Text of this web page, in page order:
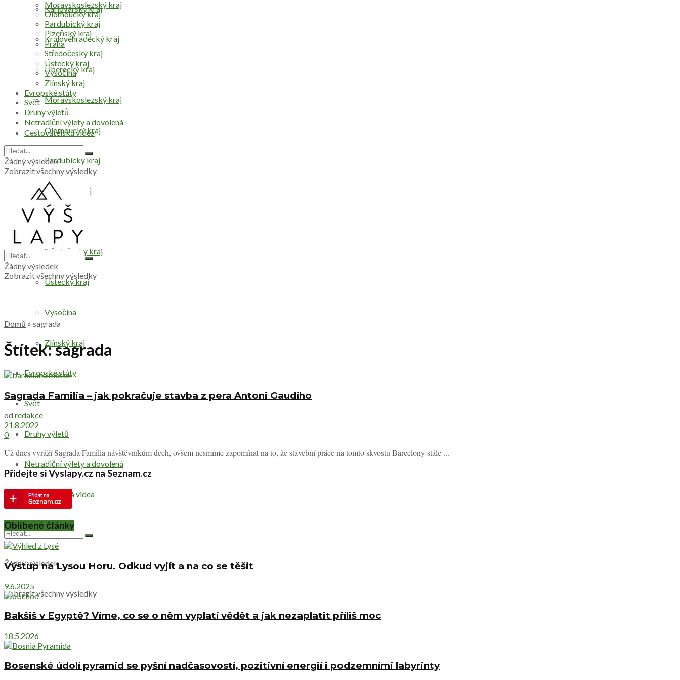
Karlovarský kraj
Královéhradecký kraj
Liberecký kraj
Moravskoslezský kraj
Olomoucký kraj
Pardubický kraj
Plzeňský kraj
Praha
Středočeský kraj
Ústecký kraj
Vysočina
Zlínský kraj
Evropské státy
Svět
Druhy výletů
Netradiční výlety a dovolená
Cestovatelská videa
Žádný výsledek
Zobrazit všechny výsledky
Moravskoslezský kraj
Olomoucký kraj
Pardubický kraj
Plzeňský kraj
Praha
Středočeský kraj
Ústecký kraj
Vysočina
Zlínský kraj
Evropské státy
Svět
Druhy výletů
Netradiční výlety a dovolená
Cestovatelská videa
Žádný výsledek
Zobrazit všechny výsledky
Žádný výsledek
Zobrazit všechny výsledky
Domů » sagrada
Štítek:sagrada
Sagrada Familia – jak pokračuje stavba z pera Antoni Gaudího
od redakce
21.8.2022
0
Už dnes vyráží Sagrada Familia návštěvníkům dech, ovšem nesmíme zapomínat na to, že stavební práce na tomto skvostu Barcelony stále ...
Přidejte si Vyslapy.cz na Seznam.cz
Oblíbené články
Výstup na Lysou Horu. Odkud vyjít a na co se těšit
9.6.2025
Bakšiš v Egyptě? Víme, co se o něm vyplatí vědět a jak nezaplatit příliš moc
18.5.2026
Bosenské údolí pyramid se pyšní nadčasovostí, pozitivní energií i podzemními labyrinty